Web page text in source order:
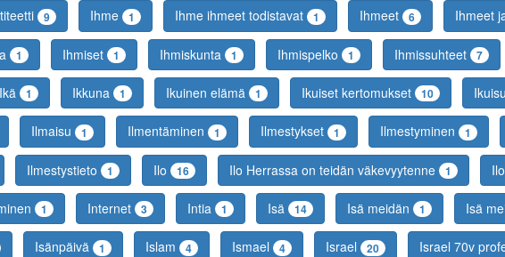
9 Ihme 1 Ihme ihmeet todistavat 1 Ihmeet 6 Ihmeet
1 Ihmiset 1 Ihmiskunta 1 Ihmispelko 1 Ihmissuhteet 7
Ikä 1 Ikkuna 1 Ikuinen elämä 1 Ikuiset kertomukset 10
Ilmaisu 1 Ilmentäminen 1 Ilmestykset 1 Ilmestyminen 1
Ilmestystieto 1 Ilo 16 Ilo Herrassa on teidän väkevyytenne 1
1 Internet 3 Intia 1 Isä 14 Isä meidän 1 Isä
Isänpäivä 1 Islam 4 Ismael 4 Israel 20 Israel 70v